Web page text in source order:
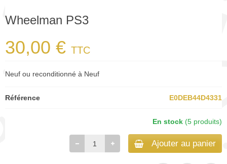
Wheelman PS3
30,00 € TTC
Neuf ou reconditionné à Neuf
Référence E0DEB44D4331
En stock (5 produits)
Ajouter au panier